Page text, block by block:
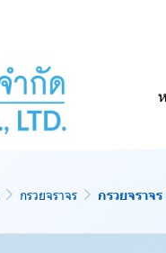
กรวยจราจร กรวยจราจ